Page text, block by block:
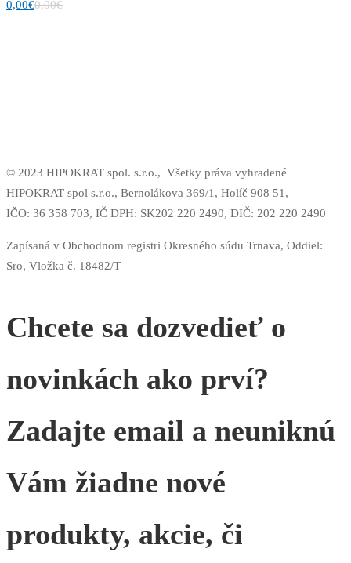
0,00€0,00€
© 2023 HIPOKRAT spol. s.r.o., Všetky práva vyhradené
HIPOKRAT spol s.r.o., Bernolákova 369/1, Holíč 908 51,
IČO: 36 358 703, IČ DPH: SK202 220 2490, DIČ: 202 220 2490
Zapísaná v Obchodnom registri Okresného súdu Trnava, Oddiel:
Sro, Vložka č. 18482/T
Chcete sa dozvedieť o
novinkách ako prví?
Zadajte email a neuniknú
Vám žiadne nové
produkty, akcie, či